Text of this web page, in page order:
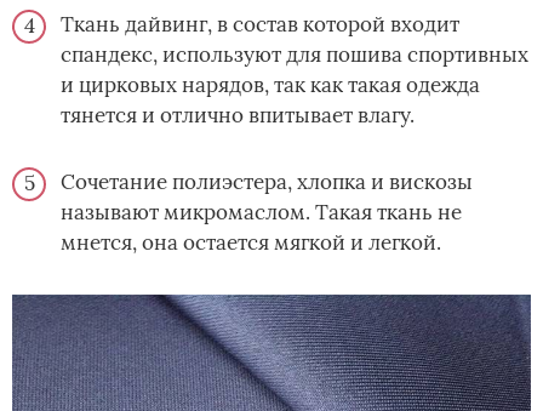
Ткань дайвинг, в состав которой входит
спандекс, используют для пошива спортивных
и цирковых нарядов, так как такая одежда
тянется и отлично впитывает влагу.
Сочетание полиэстера, хлопка и вискозы
называют микромаслом. Такая ткань не
мнется, она остается мягкой и легкой.